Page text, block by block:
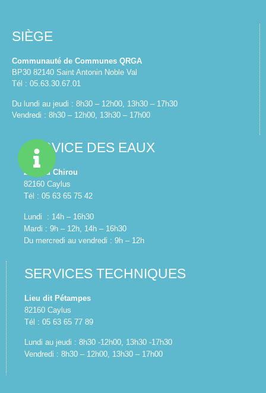
SIÈGE
Communauté de Communes QRGA
BP30 82140 Saint Antonin Noble Val
Tél : 05.63.30.67.01
Du lundi au jeudi : 8h30 – 12h00, 13h30 – 17h30
Vendredi : 8h30 – 12h00, 13h30 – 17h00
SERVICE DES EAUX
Z.A. du Chirou
82160 Caylus
Tél : 05 63 65 75 42
Lundi : 14h – 16h30
Mardi : 9h – 12h, 14h – 16h30
Du mercredi au vendredi : 9h – 12h
SERVICES TECHNIQUES
Lieu dit Pétampes
82160 Caylus
Tél : 05 63 65 77 89
Lundi au jeudi : 8h30 -12h00, 13h30 -17h30
Vendredi : 8h30 – 12h00, 13h30 – 17h00